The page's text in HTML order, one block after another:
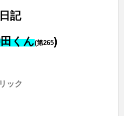
記
くん(第265)
ック